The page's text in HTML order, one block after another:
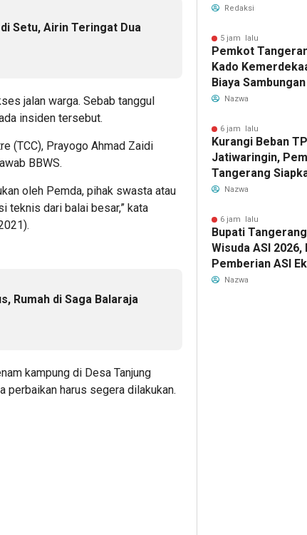
Setu, Airin Teringat Dua
jalan warga. Sebab tanggul
insiden tersebut.
(TCC), Prayogo Ahmad Zaidi
BBWS.
oleh Pemda, pihak swasta atau
teknis dari balai besar,” kata
Rumah di Saga Balaraja
kampung di Desa Tanjung
perbaikan harus segera dilakukan.
Dilakukan
Redaksi
5 jam lalu
Pemkot
Kado
Biaya
Air Bersih
Nazwa
6 jam lalu
Kurangi Beban
Jatiwaringin,
Tangerang
TPS3R Baru di
Nazwa
6 jam lalu
Bupati
Wisuda ASI 2026,
Pemberian ASI
untuk Wujudkan
Nazwa